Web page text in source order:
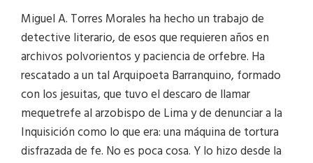
Miguel A. Torres Morales ha hecho un trabajo de
detective literario, de esos que requieren años en
archivos polvorientos y paciencia de orfebre. Ha
rescatado a un tal Arquipoeta Barranquino, formado
con los jesuitas, que tuvo el descaro de llamar
mequetrefe al arzobispo de Lima y de denunciar a la
Inquisición como lo que era: una máquina de tortura
disfrazada de fe. No es poca cosa. Y lo hizo desde la